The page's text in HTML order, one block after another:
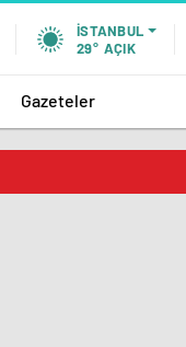
İSTANBUL
29° AÇIK
Gazeteler